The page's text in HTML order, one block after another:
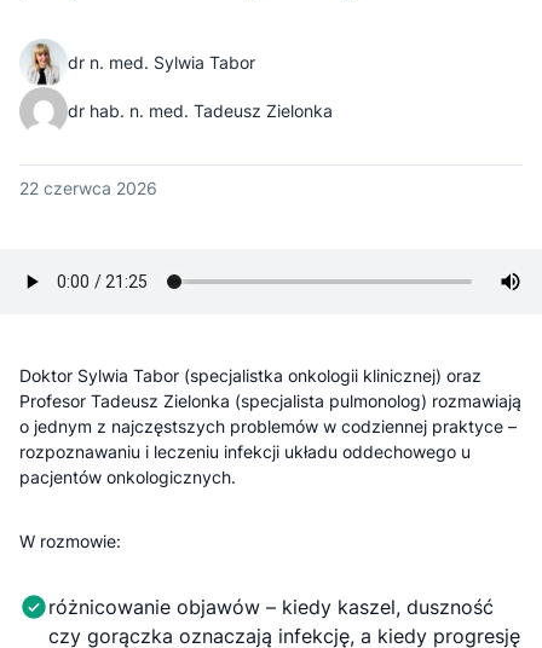
dr n. med. Sylwia Tabor
dr hab. n. med. Tadeusz Zielonka
22 czerwca 2026
Doktor Sylwia Tabor (specjalistka onkologii klinicznej) oraz
Profesor Tadeusz Zielonka (specjalista pulmonolog) rozmawiają
o jednym z najczęstszych problemów w codziennej praktyce –
rozpoznawaniu i leczeniu infekcji układu oddechowego u
pacjentów onkologicznych.
W rozmowie:
różnicowanie objawów – kiedy kaszel, duszność
czy gorączka oznaczają infekcję, a kiedy progresję